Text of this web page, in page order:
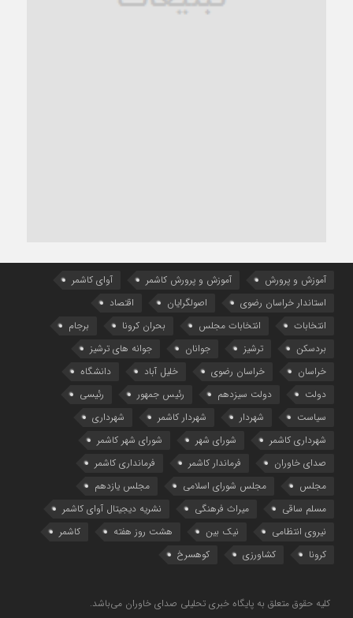
آموزش و پرورش آموزش و پرورش کاشمر
آوای کاشمر
استاندار خراسان رضوی
اصولگرایان
اقتصاد
انتخابات
انتخابات مجلس بحران کرونا
برجام
بردسکن
ترشیز جوانان
جوانه های ترشیز
خراسان
خراسان رضوی خلیل آباد
دانشگاه
دولت
دولت سیزدهم رئیس جمهور
رئیسی
سیاست
شهردار شهردار کاشمر
شهرداری
شهرداری کاشمر
شورای شهر
شورای شهر کاشمر
صدای خاوران
فرماندار کاشمر
فرمانداری کاشمر
مجلس
مجلس شورای اسلامی
مجلس یازدهم
مسلم ساقی
میراث فرهنگی
نشریه دیجیتال آوای کاشمر
نیروی انتظامی
نیک بین هشت روز هفته
کاشمر
کرونا
کشاورزی کوهسرخ
کلیه حقوق متعلق به پایگاه خبری تحلیلی صدای خاوران می‌باشد.